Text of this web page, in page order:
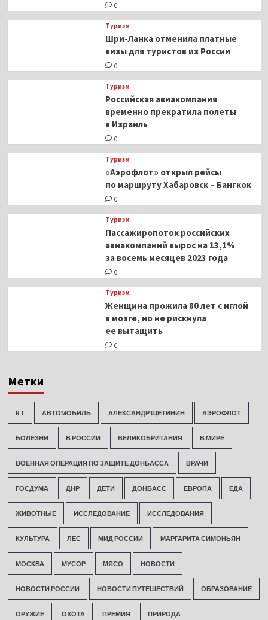
0
Туризм
Шри-Ланка отменила платные
визы для туристов из России
0
Туризм
Российская авиакомпания
временно прекратила полеты
в Израиль
0
Туризм
«Аэрофлот» открыл рейсы
по маршруту Хабаровск – Бангкок
0
Туризм
Пассажиропоток российских
авиакомпаний вырос на 13,1%
за восемь месяцев 2023 года
0
Туризм
Женщина прожила 80 лет с иглой
в мозге, но не рискнула
ее вытащить
0
Метки
RT АВТОМОБИЛЬ АЛЕКСАНДР ЩЕТИНИН АЭРОФЛОТ
БОЛЕЗНИ В РОССИИ ВЕЛИКОБРИТАНИЯ В МИРЕ
ВОЕННАЯ ОПЕРАЦИЯ ПО ЗАЩИТЕ ДОНБАССА ВРАЧИ
ГОСДУМА ДНР ДЕТИ ДОНБАСС ЕВРОПА ЕДА
ЖИВОТНЫЕ ИССЛЕДОВАНИЕ ИССЛЕДОВАНИЯ
КУЛЬТУРА ЛЕС МИД РОССИИ МАРГАРИТА СИМОНЬЯН
МОСКВА МУСОР МЯСО НОВОСТИ
НОВОСТИ РОССИИ НОВОСТИ ПУТЕШЕСТВИЙ ОБРАЗОВАНИЕ
ОРУЖИЕ ОХОТА ПРЕМИЯ ПРИРОДА